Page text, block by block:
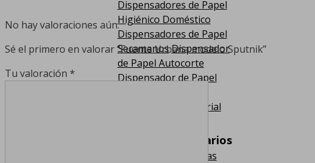
Dispensadores de Papel
Higiénico Doméstico
Dispensadores de Papel
SecamanosDispensador
de Papel Autocorte
Dispensador de Papel
Portabobina Industrial
Equipamiento Varios
Soporte para Maletas
No hay valoraciones aún.
Sé el primero en valorar “Fuente Urbana modelo Sputnik”
Tu valoración *